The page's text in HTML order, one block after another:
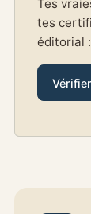
Tes
tes
éditorial